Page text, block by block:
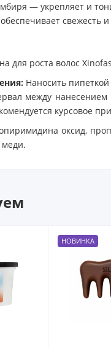
— укрепляет и
свежесть
для роста волос
Наносить
между
курсовое
оксид,
меди.
НОВИНКА